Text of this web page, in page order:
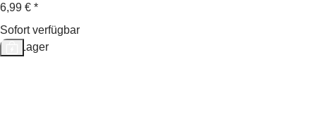
6,99 € *
Sofort verfügbar
Auf Lager